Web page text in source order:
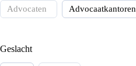
Advocaten Advocaatkantoren
Geslacht